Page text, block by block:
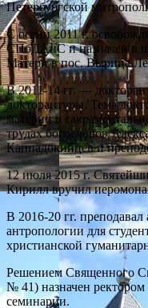
Петербургской
С осени 2011 г.
СПбДАиС и назначен в
Матери в пос. Вырица
В 2011-14 гг. —
докторантуры. Тема
материи в
трудах богословов
Каппадокийцев и
12 июля 2015 г.
Кирилл вручил
В 2016-20 гг. преподавал
антропологии для
христианской
Решением Священного
№ 41) назначен
семинарии.